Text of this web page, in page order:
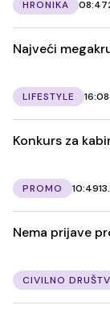
HRONIKA 08:47
Najveći
LIFESTYLE 16:08
Konkurs za
PROMO 10:49
Nema prijave
CIVILNO